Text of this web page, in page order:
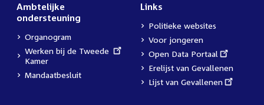
Ambtelijke
ondersteuning
Organogram
External
link:
Werken bij de Tweede
Kamer
Mandaatbesluit
Links
Politieke websites
Voor jongeren
External
link:
Open Data Portaal
Erelijst van Gevallenen
External
Lijst van Gevallenen